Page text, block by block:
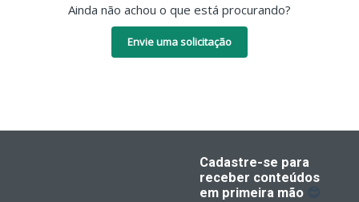
Ainda não achou o que está procurando?
Envie uma solicitação